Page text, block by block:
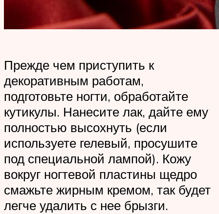
Прежде чем приступить к
декоративным работам,
подготовьте ногти, обработайте
кутикулы. Нанесите лак, дайте ему
полностью высохнуть (если
используете гелевый, просушите
под специальной лампой). Кожу
вокруг ногтевой пластины щедро
смажьте жирным кремом, так будет
легче удалить с нее брызги.